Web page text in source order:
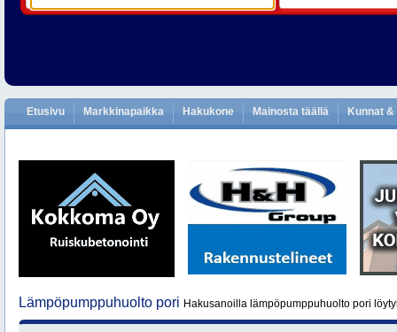
Etusivu Markkinapaikka Hakukone Mainosta täällä Kunnat
Lämpöpumppuhuolto pori Hakusanoilla lämpöpumppuhuolto pori